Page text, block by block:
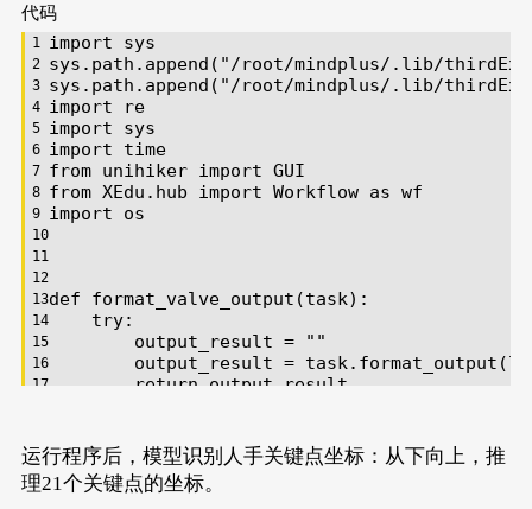
代码
import sys
sys.path.append( "/root/mindplus/.lib/
sys.path.append( "/root/mindplus/.lib/
import re
import sys
import time
from unihiker import GUI
from XEdu.hub import Workflow as wf
import os
def format_valve_output (task):
try:
        output_result =
""
output_result =
return output_result
u_gui=GUI()
运行程序后，模型识别人手关键点坐标：从下向上，推
理21个关键点的坐标。